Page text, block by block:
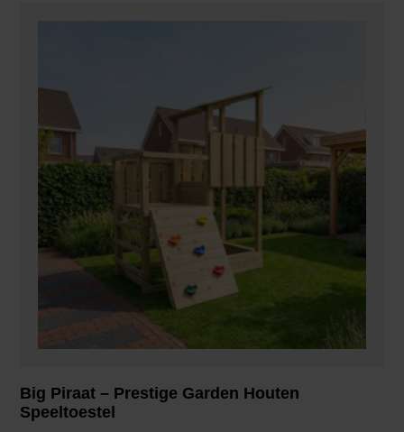
Big Piraat – Prestige Garden Houten
Speeltoestel